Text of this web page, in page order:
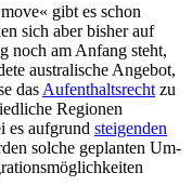
gibt es schon
sich aber bisher auf
noch am Anfang steht,
australische Angebot,
das Aufenthaltsrecht zu
Regionen
es aufgrund steigenden
solche geplanten Um­